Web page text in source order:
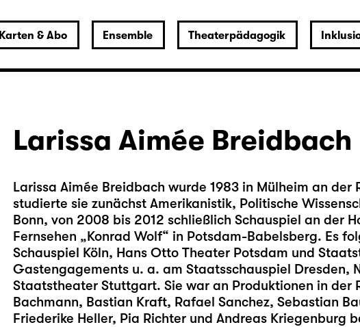
Karten & Abo Ensemble Theaterpädagogik
Larissa Aimée Breidbach
Larissa Aimée Breidbach wurde 1983 in Mülheim an der
studierte sie zunächst Amerikanistik, Politische
Bonn, von 2008 bis 2012 schließlich Schauspiel an der
Fernsehen „Konrad Wolf“ in Potsdam-Babelsberg. Es
Schauspiel Köln, Hans Otto Theater Potsdam und
Gastengagements u. a. am Staatsschauspiel Dresden,
Staatstheater Stuttgart. Sie war an Produktionen in der
Bachmann, Bastian Kraft, Rafael Sanchez, Sebastian
Friederike Heller, Pia Richter und Andreas Kriegenburg